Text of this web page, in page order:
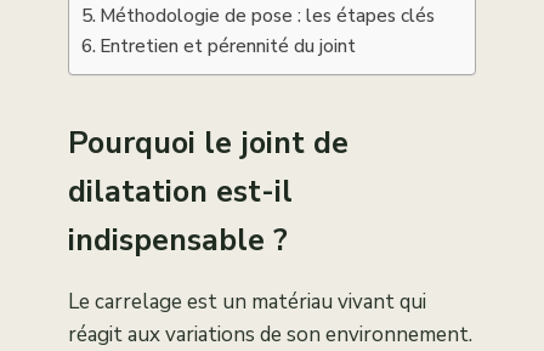
Méthodologie de pose : les étapes clés
Entretien et pérennité du joint
Pourquoi le joint de
dilatation est-il
indispensable ?
Le carrelage est un matériau vivant qui
réagit aux variations de son environnement.